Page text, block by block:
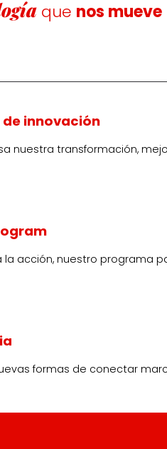
que nos mueve
innovación
nuestra transformación,
la acción, nuestro programa
formas de conectar